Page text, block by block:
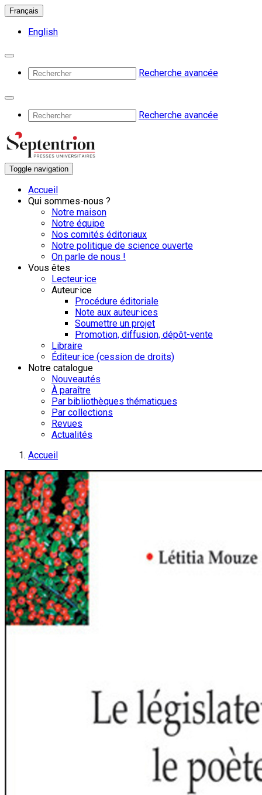
Français
English
Recherche avancée
Recherche avancée
Toggle navigation
Accueil
Qui sommes-nous ?
Notre maison
Notre équipe
Nos comités éditoriaux
Notre politique de science ouverte
On parle de nous !
Vous êtes
Lecteur·ice
Auteur·ice
Procédure éditoriale
Note aux auteur·ices
Soumettre un projet
Promotion, diffusion, dépôt-vente
Libraire
Éditeur·ice (cession de droits)
Notre catalogue
Nouveautés
À paraître
Par bibliothèques thématiques
Par collections
Revues
Actualités
Accueil